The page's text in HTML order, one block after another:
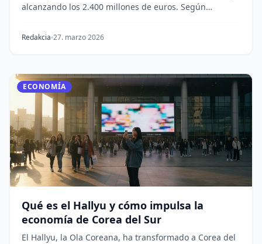
alcanzando los 2.400 millones de euros. Según
Redakcia 27. marzo 2026
ECONOMÍA
Qué es el Hallyu y cómo impulsa la
economía de Corea del Sur
El Hallyu, la Ola Coreana, ha transformado a Corea del